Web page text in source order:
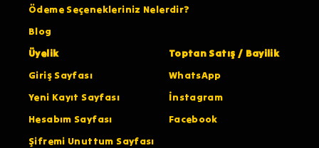
Ödeme Seçenekleriniz Nelerdir?
Blog
Üyelik
Giriş Sayfası
Yeni Kayıt Sayfası
Hesabım Sayfası
Şifremi Unuttum Sayfası
Toptan Satış / Bayilik
WhatsApp
İnstagram
Facebook